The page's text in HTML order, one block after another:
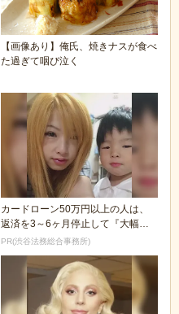
【画像あり】俺氏、焼きナスが食べ
た過ぎて咽び泣く
カードローン50万円以上の人は、
返済を3～6ヶ月停止して『大幅に
減額してから返済...
PR(渋谷法務総合事務所)